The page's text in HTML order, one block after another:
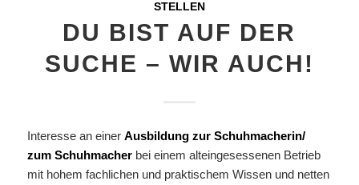
STELLEN
DU BIST AUF DER
SUCHE – WIR AUCH!
Interesse an einer Ausbildung zur Schuhmacherin/
zum Schuhmacherbei einem alteingesessenen Betrieb
mit hohem fachlichen und praktischem Wissen und netten